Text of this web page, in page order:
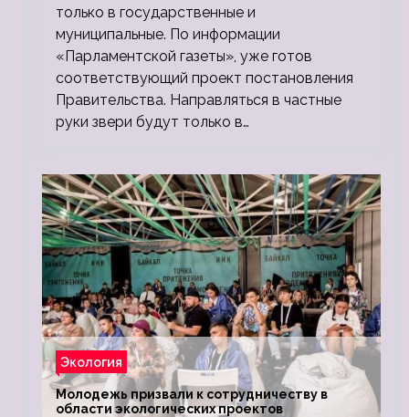
только в государственные и
муниципальные. По информации
«Парламентской газеты», уже готов
соответствующий проект постановления
Правительства. Направляться в частные
руки звери будут только в…
Экология
Молодежь призвали к сотрудничеству в
области экологических проектов